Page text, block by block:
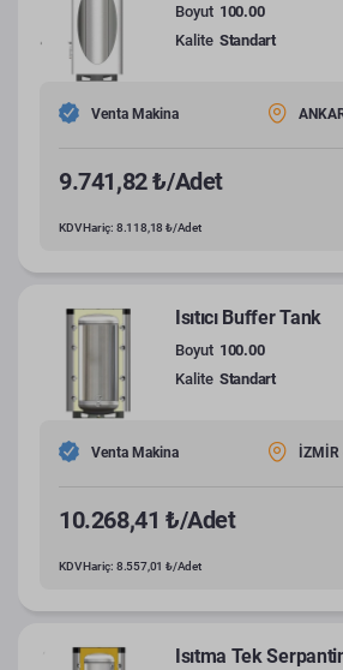
Boyut 100.00
Kalite Standart
Venta Makina
9.741,82 ₺/Adet
KDV Hariç: 8.118,18 ₺/Adet
Isıtıcı Buffer Tank
Boyut 100.00
Kalite Standart
Venta Makina
10.268,41 ₺/Adet
KDV Hariç: 8.557,01 ₺/Adet
Isıtma Tek